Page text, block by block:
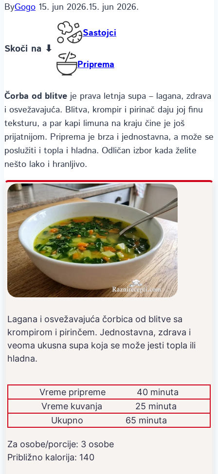
ByGogo 15. jun 2026.15. jun 2026.
Skoči na ⬇
Sastojci
Priprema
Čorba od blitve je prava letnja supa – lagana, zdrava
i osvežavajuća. Blitva, krompir i pirinač daju joj finu
teksturu, a par kapi limuna na kraju čine je još
prijatnijom. Priprema je brza i jednostavna, a može se
poslužiti i topla i hladna. Odličan izbor kada želite
nešto lako i hranljivo.
Lagana i osvežavajuća čorbica od blitve sa
krompirom i pirinčem. Jednostavna, zdrava i
veoma ukusna supa koja se može jesti topla ili
hladna.
Vreme pripreme
40 minuta
Vreme kuvanja
25 minuta
Ukupno
65 minuta
Za osobe/porcije: 3 osobe
Približno kalorija: 140